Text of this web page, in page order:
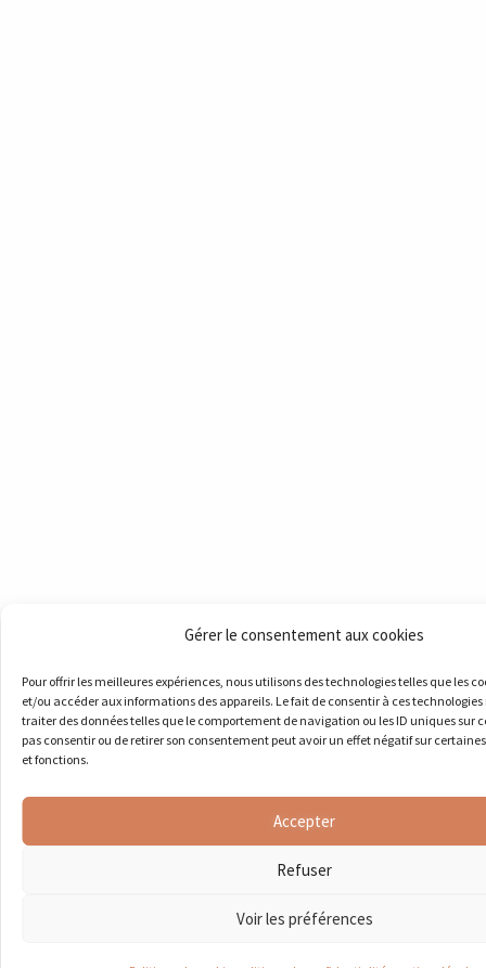
Gérer le consentement aux cookies
Pour offrir les meilleures expériences, nous utilisons des technologies telles que les
et/ou accéder aux informations des appareils. Le fait de consentir à ces
traiter des données telles que le comportement de navigation ou les ID uniques sur
pas consentir ou de retirer son consentement peut avoir un effet négatif sur
et fonctions.
Accepter
Refuser
Voir les préférences